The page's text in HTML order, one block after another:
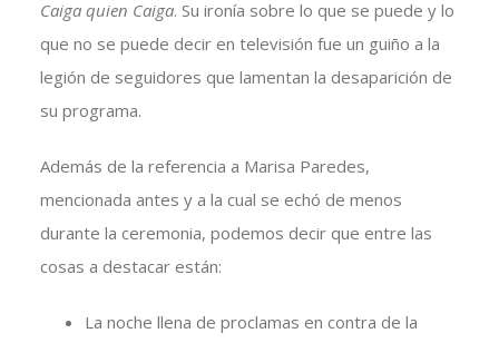
Caiga quien Caiga. Su ironía sobre lo que se puede y lo
que no se puede decir en televisión fue un guiño a la
legión de seguidores que lamentan la desaparición de
su programa.
Además de la referencia a Marisa Paredes,
mencionada antes y a la cual se echó de menos
durante la ceremonia, podemos decir que entre las
cosas a destacar están:
La noche llena de proclamas en contra de la